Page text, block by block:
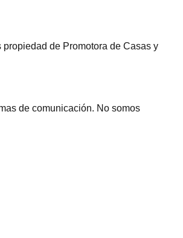
de Promotora de Casas y
de comunicación. No somos